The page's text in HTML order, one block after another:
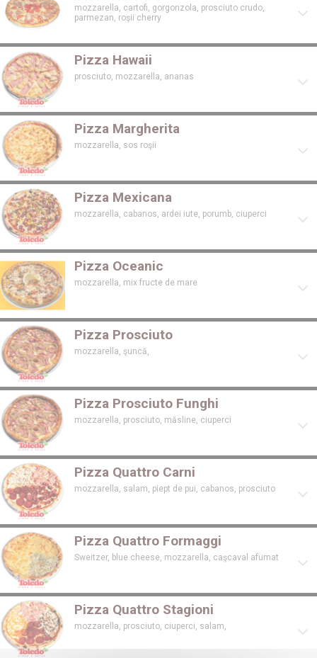
mozzarella, cartofi, gorgonzola, prosciuto crudo,
parmezan, roşii cherry
Pizza Hawaii
prosciuto, mozzarella, ananas
Pizza Margherita
mozzarella, sos roşii
Pizza Mexicana
mozzarella, cabanos, ardei iute, porumb, ciuperci
Pizza Oceanic
mozzarella, mix fructe de mare
Pizza Prosciuto
mozzarella, şuncă,
Pizza Prosciuto Funghi
mozzarella, prosciuto, măsline, ciuperci
Pizza Quattro Carni
mozzarella, salam, piept de pui, cabanos, prosciuto
Pizza Quattro Formaggi
Sweitzer, blue cheese, mozzarella, caşcaval afumat
Pizza Quattro Stagioni
mozzarella, prosciuto, ciuperci, salam,